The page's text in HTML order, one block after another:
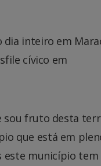
dia inteiro em
cívico em
sou fruto desta
que está em
este município tem